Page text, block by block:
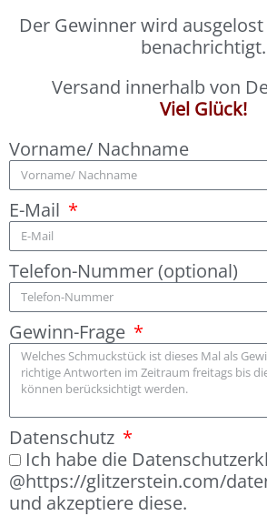
Der Gewinner wird
benachrichtigt.
Versand innerhalb von
Viel Glück!
Vorname/ Nachname
E-Mail
Telefon-Nummer (optional)
Gewinn-Frage
Datenschutz
Ich habe die
@https://glitzerstein.com/
und akzeptiere diese.